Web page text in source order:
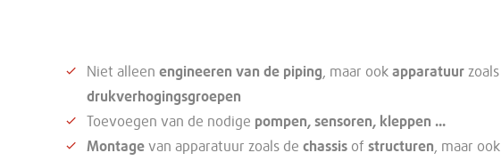
Niet alleen engineeren van de piping, maar ookapparatuurzoals
drukverhogingsgroepen
Toevoegen van de nodige pompen, sensoren, kleppen ...
Montagevan apparatuur zoals de chassis of structuren, maar ook